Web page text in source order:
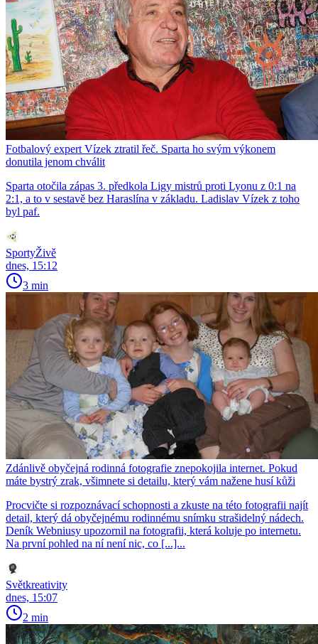
Fotbalový expert Vízek ztratil řeč. Sparta ho svým výkonem
donutila jenom chválit
Sparta otočila zápas 3. předkola Ligy mistrů proti Lyonu z 0:1 na
2:1, a to v sestavě bez Haraslína v základu. Ladislav Vízek z toho
byl paf.
SportyŽivě
dnes, 15:12
3 min
Zdánlivě obyčejná rodinná fotografie znepokojila internet. Pokud
máte bystrý zrak, všimnete si detailu, který vám nažene husí kůži
Procvičte si rozpoznávací schopnosti a zkuste na této fotografii najít
detail, který dá obyčejnému rodinnému snímku strašidelný nádech.
Deník Webniusy upozornil na fotografii, která koluje po internetu.
Na první pohled na ní není nic, co [...]...
Světkreativity
dnes, 15:07
2 min